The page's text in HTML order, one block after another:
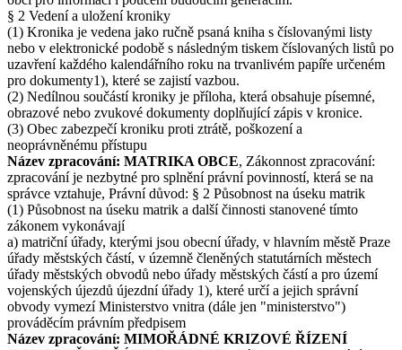
§ 2 Vedení a uložení kroniky
(1) Kronika je vedena jako ručně psaná kniha s číslovanými listy
nebo v elektronické podobě s následným tiskem číslovaných listů po
uzavření každého kalendářního roku na trvanlivém papíře určeném
pro dokumenty1), které se zajistí vazbou.
(2) Nedílnou součástí kroniky je příloha, která obsahuje písemné,
obrazové nebo zvukové dokumenty doplňující zápis v kronice.
(3) Obec zabezpečí kroniku proti ztrátě, poškození a
neoprávněnému přístupu
Název zpracování: MATRIKA OBCE, Zákonnost zpracování:
zpracování je nezbytné pro splnění právní povinností, která se na
správce vztahuje, Právní důvod: § 2 Působnost na úseku matrik
(1) Působnost na úseku matrik a další činnosti stanovené tímto
zákonem vykonávají
a) matriční úřady, kterými jsou obecní úřady, v hlavním městě Praze
úřady městských částí, v územně členěných statutárních městech
úřady městských obvodů nebo úřady městských částí a pro území
vojenských újezdů újezdní úřady 1), které určí a jejich správní
obvody vymezí Ministerstvo vnitra (dále jen "ministerstvo")
prováděcím právním předpisem
Název zpracování: MIMOŘÁDNÉ KRIZOVÉ ŘÍZENÍ